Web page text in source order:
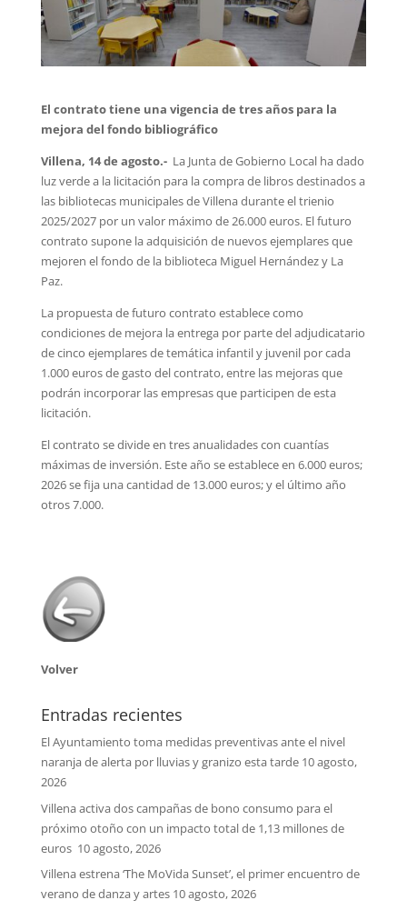
El contrato tiene una vigencia de tres años para la
mejora del fondo bibliográfico
Villena, 14 de agosto.- La Junta de Gobierno Local ha dado
luz verde a la licitación para la compra de libros destinados a
las bibliotecas municipales de Villena durante el trienio
2025/2027 por un valor máximo de 26.000 euros. El futuro
contrato supone la adquisición de nuevos ejemplares que
mejoren el fondo de la biblioteca Miguel Hernández y La
Paz.
La propuesta de futuro contrato establece como
condiciones de mejora la entrega por parte del adjudicatario
de cinco ejemplares de temática infantil y juvenil por cada
1.000 euros de gasto del contrato, entre las mejoras que
podrán incorporar las empresas que participen de esta
licitación.
El contrato se divide en tres anualidades con cuantías
máximas de inversión. Este año se establece en 6.000 euros;
2026 se fija una cantidad de 13.000 euros; y el último año
otros 7.000.
Volver
Entradas recientes
El Ayuntamiento toma medidas preventivas ante el nivel
naranja de alerta por lluvias y granizo esta tarde 10 agosto,
2026
Villena activa dos campañas de bono consumo para el
próximo otoño con un impacto total de 1,13 millones de
euros 10 agosto, 2026
Villena estrena ‘The MoVida Sunset’, el primer encuentro de
verano de danza y artes 10 agosto, 2026